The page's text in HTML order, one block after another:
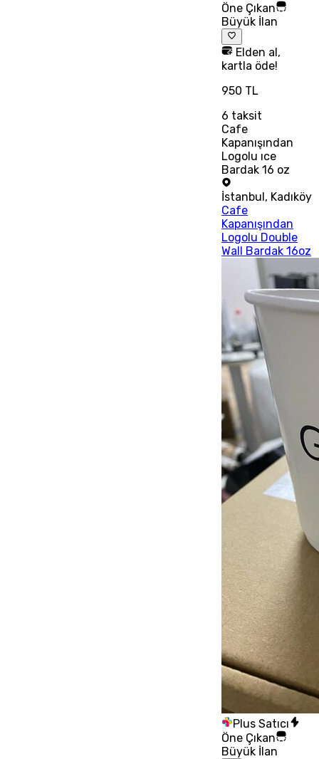
Öne Çıkan
Büyük İlan
Elden al,
kartla öde!
950 TL
6 taksit
Cafe
Kapanışından
Logolu ıce
Bardak 16 oz
İstanbul, Kadıköy
Cafe
Kapanışından
Logolu Double
Wall Bardak 16oz
Plus Satıcı
Öne Çıkan
Büyük İlan